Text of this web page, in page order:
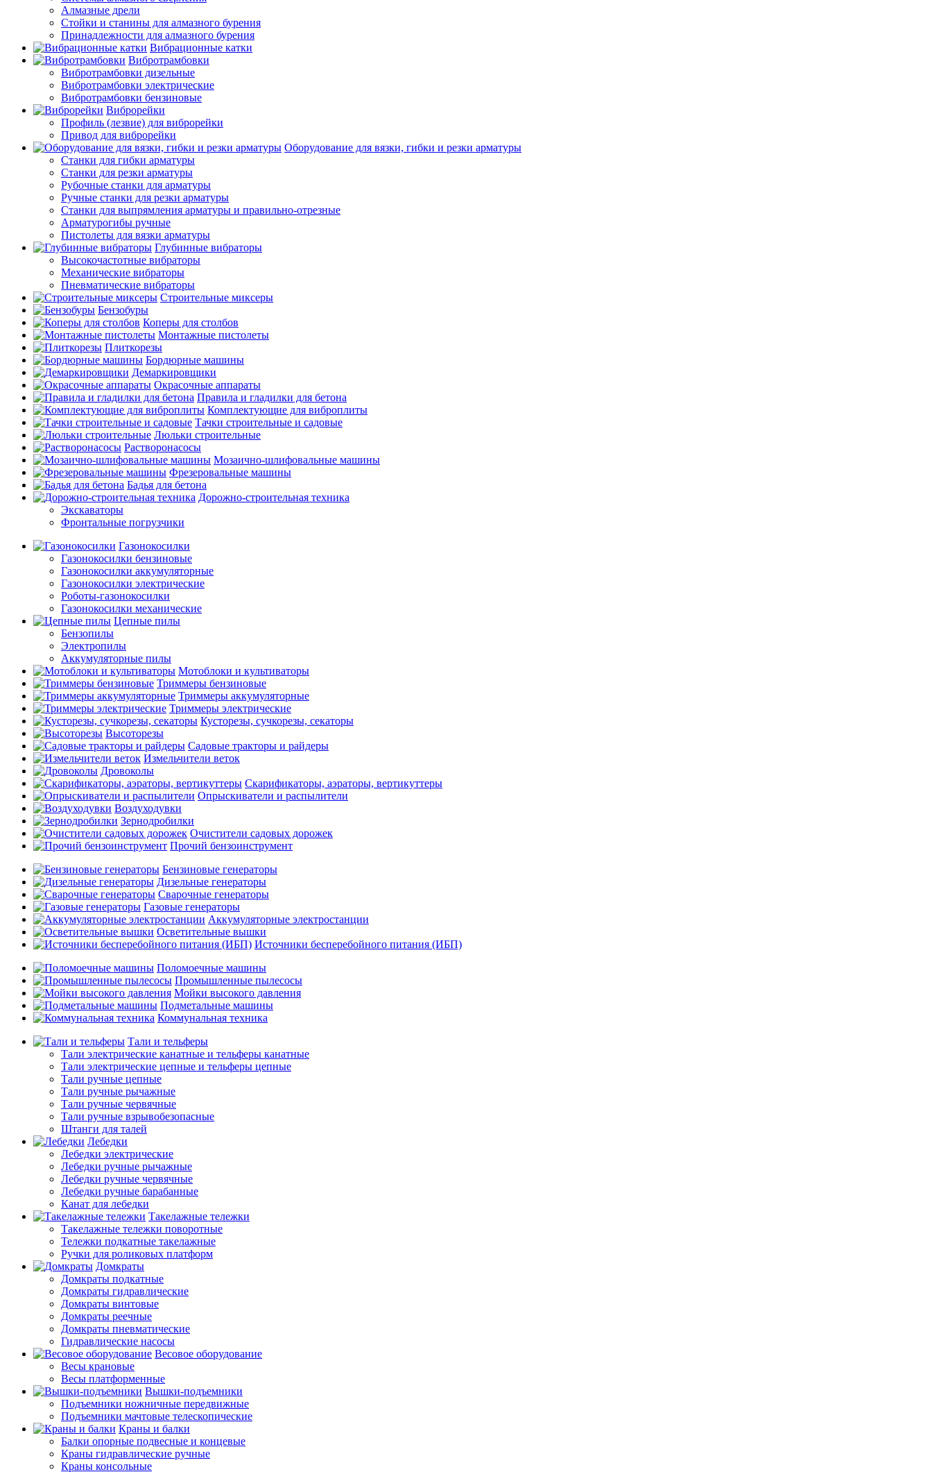
Алмазные дрели
Стойки и станины для алмазного бурения
Принадлежности для алмазного бурения
Вибрационные катки
Вибротрамбовки
Вибротрамбовки дизельные
Вибротрамбовки электрические
Вибротрамбовки бензиновые
Виброрейки
Профиль (лезвие) для виброрейки
Привод для виброрейки
Оборудование для вязки, гибки и резки арматуры
Станки для гибки арматуры
Станки для резки арматуры
Рубочные станки для арматуры
Ручные станки для резки арматуры
Станки для выпрямления арматуры и правильно-отрезные
Арматурогибы ручные
Пистолеты для вязки арматуры
Глубинные вибраторы
Высокочастотные вибраторы
Механические вибраторы
Пневматические вибраторы
Строительные миксеры
Бензобуры
Коперы для столбов
Монтажные пистолеты
Плиткорезы
Бордюрные машины
Демаркировщики
Окрасочные аппараты
Правила и гладилки для бетона
Комплектующие для виброплиты
Тачки строительные и садовые
Люльки строительные
Растворонасосы
Мозаично-шлифовальные машины
Фрезеровальные машины
Бадья для бетона
Дорожно-строительная техника
Экскаваторы
Фронтальные погрузчики
Газонокосилки
Газонокосилки бензиновые
Газонокосилки аккумуляторные
Газонокосилки электрические
Роботы-газонокосилки
Газонокосилки механические
Цепные пилы
Бензопилы
Электропилы
Аккумуляторные пилы
Мотоблоки и культиваторы
Триммеры бензиновые
Триммеры аккумуляторные
Триммеры электрические
Кусторезы, сучкорезы, секаторы
Высоторезы
Садовые тракторы и райдеры
Измельчители веток
Дровоколы
Скарификаторы, аэраторы, вертикуттеры
Опрыскиватели и распылители
Воздуходувки
Зернодробилки
Очистители садовых дорожек
Прочий бензоинструмент
Бензиновые генераторы
Дизельные генераторы
Сварочные генераторы
Газовые генераторы
Аккумуляторные электростанции
Осветительные вышки
Источники бесперебойного питания (ИБП)
Поломоечные машины
Промышленные пылесосы
Мойки высокого давления
Подметальные машины
Коммунальная техника
Тали и тельферы
Тали электрические канатные и тельферы канатные
Тали электрические цепные и тельферы цепные
Тали ручные цепные
Тали ручные рычажные
Тали ручные червячные
Тали ручные взрывобезопасные
Штанги для талей
Лебедки
Лебедки электрические
Лебедки ручные рычажные
Лебедки ручные червячные
Лебедки ручные барабанные
Канат для лебедки
Такелажные тележки
Такелажные тележки поворотные
Тележки подкатные такелажные
Ручки для роликовых платформ
Домкраты
Домкраты подкатные
Домкраты гидравлические
Домкраты винтовые
Домкраты реечные
Домкраты пневматические
Гидравлические насосы
Весовое оборудование
Весы крановые
Весы платформенные
Вышки-подъемники
Подъемники ножничные передвижные
Подъемники мачтовые телескопические
Краны и балки
Балки опорные подвесные и концевые
Краны гидравлические ручные
Краны консольные